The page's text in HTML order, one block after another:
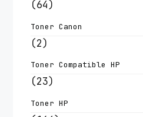
(64)
Toner Canon
(2)
Toner Compatible HP
(23)
Toner HP